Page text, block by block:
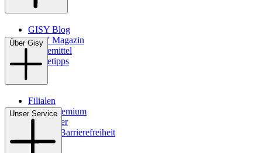
GISY Blog
GISY Magazin
Pflegemittel
Pflegetipps
Über Gisy
Filialen
WMS-Premium
Newsletter
Digitale Barrierefreiheit
Unser Service